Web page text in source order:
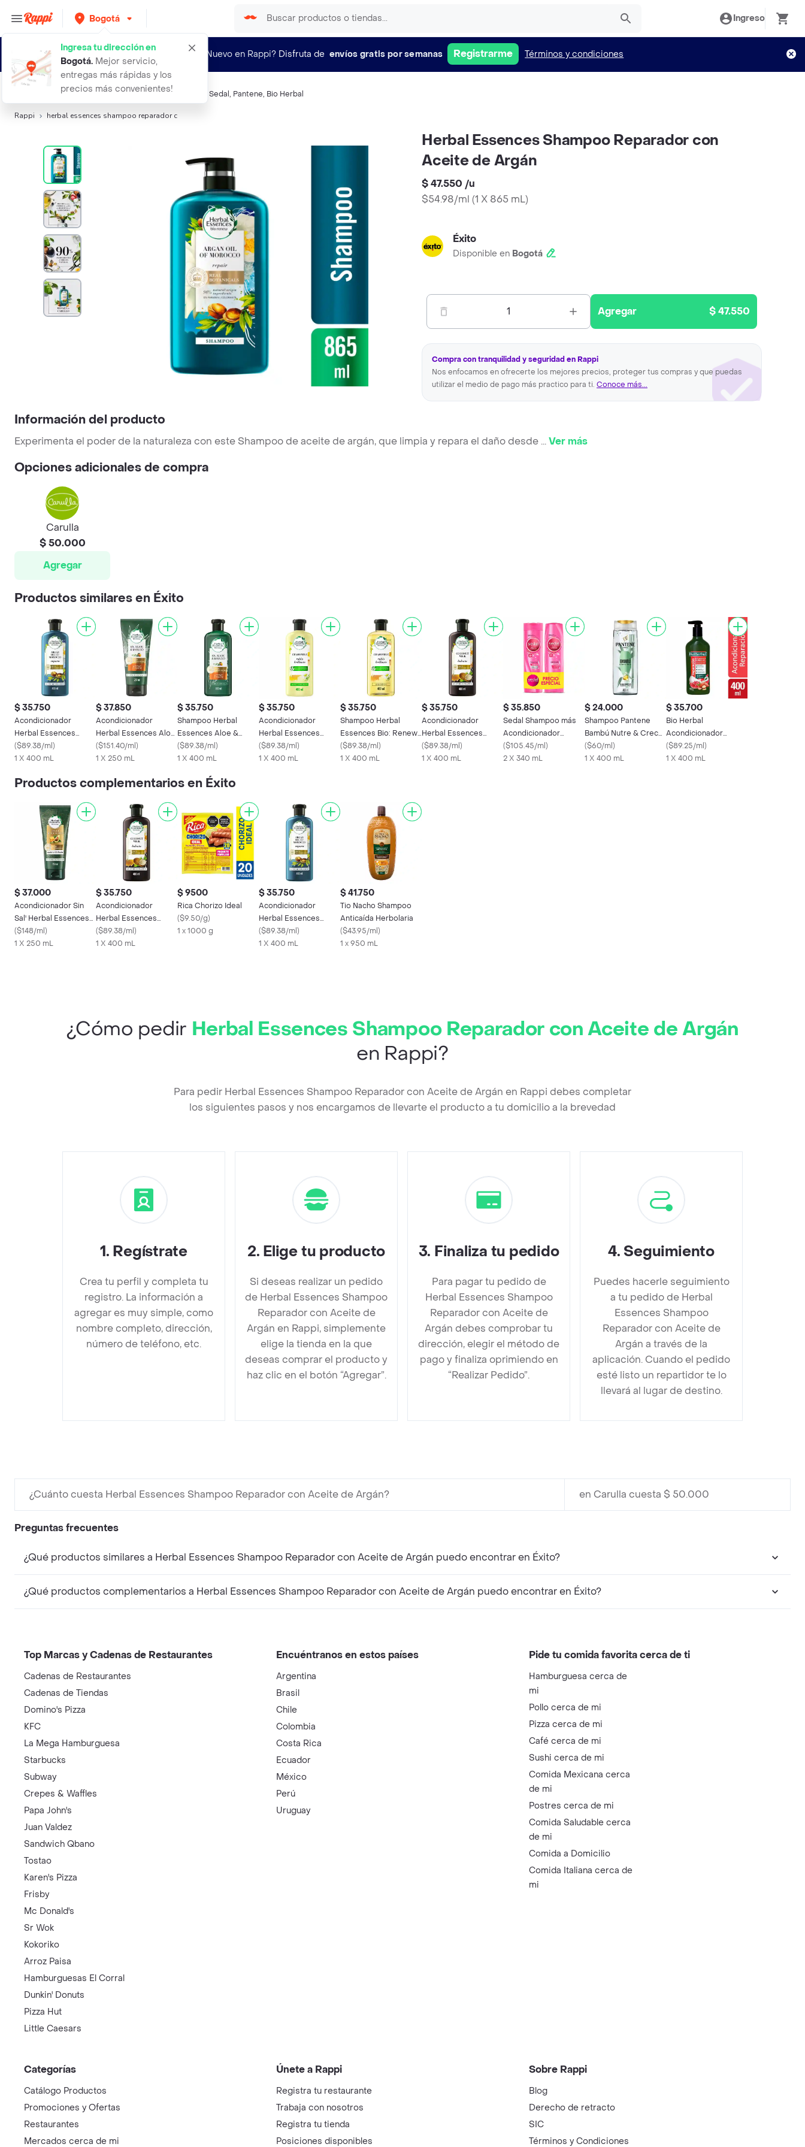
Bogotá
Ingresa tu dirección en
Bogotá. Mejor servicio,
entregas más rápidas y los
precios más convenientes!
Ingreso
¿Nuevo en Rappi? Disfruta de envíos gratis por semanas Registrarme Términos y condiciones
Búsquedas relacionadas:Shampoo,Herbal Essences Sedal , Pantene, Bio Herbal
Rappi herbal essences shampoo reparador c
Herbal Essences Shampoo Reparador con
Aceite de Argán
$ 47.550 /u
$54.98/ml (1 X 865 mL)
Éxito
Disponible en Bogotá
1 Agregar $ 47.550
Compra con tranquilidad y seguridad en Rappi
Nos enfocamos en ofrecerte los mejores precios, proteger tus compras y que puedas
utilizar el medio de pago más practico para ti. Conoce más...
Información del producto
Experimenta el poder de la naturaleza con este Shampoo de aceite de argán, que limpia y repara el daño desde ...Ver más
Opciones adicionales de compra
Carulla
$ 50.000
Agregar
Productos similares en Éxito
$ 35.750
Acondicionador
Herbal Essences
Aceite de Argan 400
mL
($89.38/ml)
1 X 400 mL
$ 37.850
Acondicionador
Herbal Essences Aloe
& Mango 250 mL
($151.40/ml)
1 X 250 mL
$ 35.750
Shampoo Herbal
Essences Aloe &
Mango 400 mL
($89.38/ml)
1 X 400 mL
$ 35.750
Acondicionador
Herbal Essences
Bio:Renew Manzanilla
400 ml
($89.38/ml)
1 X 400 mL
$ 35.750
Shampoo Herbal
Essences Bio: Renew
Manzanilla 400 mL
($89.38/ml)
1 X 400 mL
$ 35.750
Acondicionador
Herbal Essences
Bio:Renew Leche de
Coco Rinse 400 ml
($89.38/ml)
1 X 400 mL
$ 35.850
Sedal Shampoo más
Acondicionador
Ceramidas
($105.45/ml)
2 X 340 mL
$ 24.000
Shampoo Pantene
Bambú Nutre & Crece
400 mL
($60/ml)
1 X 400 mL
$ 35.700
Bio Herbal
Acondicionador
Reparación Infusiones
Botánicas
($89.25/ml)
1 X 400 mL
Productos complementarios en Éxito
$ 37.000
Acondicionador Sin
Sal' Herbal Essences
Nutre e Hidrata 250
mL
($148/ml)
1 X 250 mL
$ 35.750
Acondicionador
Herbal Essences
Bio:Renew Leche de
Coco Rinse 400 ml
($89.38/ml)
1 X 400 mL
$ 9500
Rica Chorizo Ideal
($9.50/g)
1 x 1000 g
$ 35.750
Acondicionador
Herbal Essences
Aceite de Argan 400
mL
($89.38/ml)
1 X 400 mL
$ 41.750
Tio Nacho Shampoo
Anticaída Herbolaria
($43.95/ml)
1 x 950 mL
¿Cómo pedir Herbal Essences Shampoo Reparador con Aceite de Argán
en Rappi?
Para pedir Herbal Essences Shampoo Reparador con Aceite de Argán en Rappi debes completar
los siguientes pasos y nos encargamos de llevarte el producto a tu domicilio a la brevedad
1. Regístrate
Crea tu perfil y completa tu
registro. La información a
agregar es muy simple, como
nombre completo, dirección,
número de teléfono, etc.
2. Elige tu producto
Si deseas realizar un pedido
de Herbal Essences Shampoo
Reparador con Aceite de
Argán en Rappi, simplemente
elige la tienda en la que
deseas comprar el producto y
haz clic en el botón “Agregar”.
3. Finaliza tu pedido
Para pagar tu pedido de
Herbal Essences Shampoo
Reparador con Aceite de
Argán debes comprobar tu
dirección, elegir el método de
pago y finaliza oprimiendo en
“Realizar Pedido”.
4. Seguimiento
Puedes hacerle seguimiento
a tu pedido de Herbal
Essences Shampoo
Reparador con Aceite de
Argán a través de la
aplicación. Cuando el pedido
esté listo un repartidor te lo
llevará al lugar de destino.
¿Cuánto cuesta Herbal Essences Shampoo Reparador con Aceite de Argán? en Carulla cuesta $ 50.000
Preguntas frecuentes
¿Qué productos similares a Herbal Essences Shampoo Reparador con Aceite de Argán puedo encontrar en Éxito?
¿Qué productos complementarios a Herbal Essences Shampoo Reparador con Aceite de Argán puedo encontrar en Éxito?
Top Marcas y Cadenas de Restaurantes
Cadenas de Restaurantes
Cadenas de Tiendas
Domino's Pizza
KFC
La Mega Hamburguesa
Starbucks
Subway
Crepes & Waffles
Papa John's
Juan Valdez
Sandwich Qbano
Tostao
Karen's Pizza
Frisby
Mc Donald's
Sr Wok
Kokoriko
Arroz Paisa
Hamburguesas El Corral
Dunkin' Donuts
Pizza Hut
Little Caesars
Encuéntranos en estos países
Argentina
Brasil
Chile
Colombia
Costa Rica
Ecuador
México
Perú
Uruguay
Pide tu comida favorita cerca de ti
Hamburguesa cerca de
mi
Pollo cerca de mi
Pizza cerca de mi
Café cerca de mi
Sushi cerca de mi
Comida Mexicana cerca
de mi
Postres cerca de mi
Comida Saludable cerca
de mi
Comida a Domicilio
Comida Italiana cerca de
mi
Categorías
Catálogo Productos
Promociones y Ofertas
Restaurantes
Mercados cerca de mi
Únete a Rappi
Registra tu restaurante
Trabaja con nosotros
Registra tu tienda
Posiciones disponibles
Sobre Rappi
Blog
Derecho de retracto
SIC
Términos y Condiciones